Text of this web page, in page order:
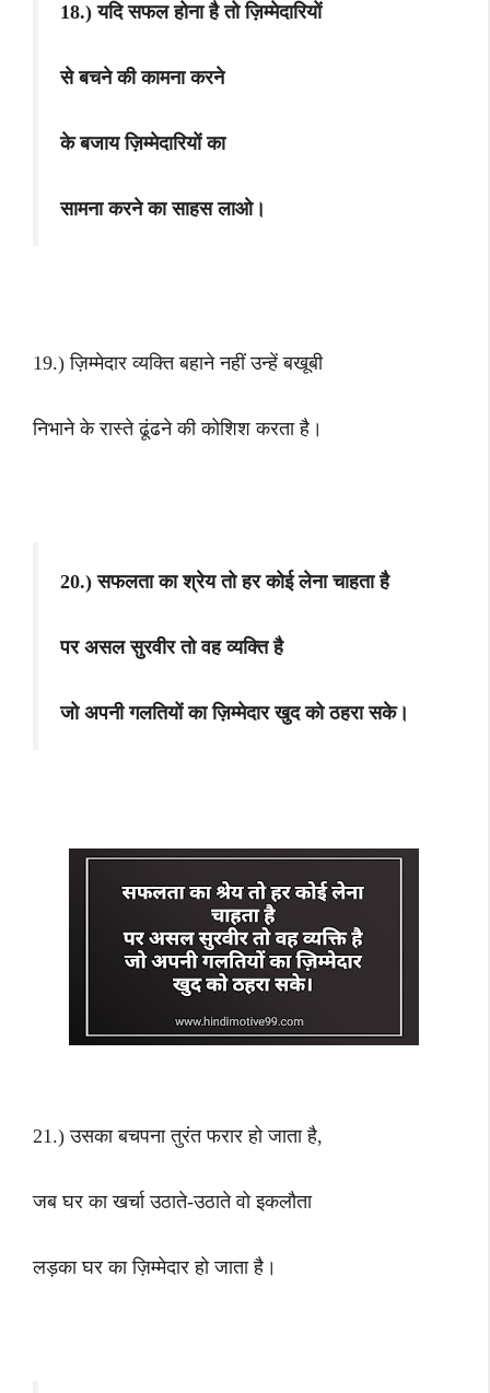
18.) यदि सफल होना है तो ज़िम्मेदारियों
से बचने की कामना करने
के बजाय ज़िम्मेदारियों का
सामना करने का साहस लाओ।
19.) ज़िम्मेदार व्यक्ति बहाने नहीं उन्हें बखूबी
निभाने के रास्ते ढूंढने की कोशिश करता है।
20.) सफलता का श्रेय तो हर कोई लेना चाहता है
पर असल सुरवीर तो वह व्यक्ति है
जो अपनी गलतियों का ज़िम्मेदार खुद को ठहरा सके।
21.) उसका बचपना तुरंत फरार हो जाता है,
जब घर का खर्चा उठाते-उठाते वो इकलौता
लड़का घर का ज़िम्मेदार हो जाता है।